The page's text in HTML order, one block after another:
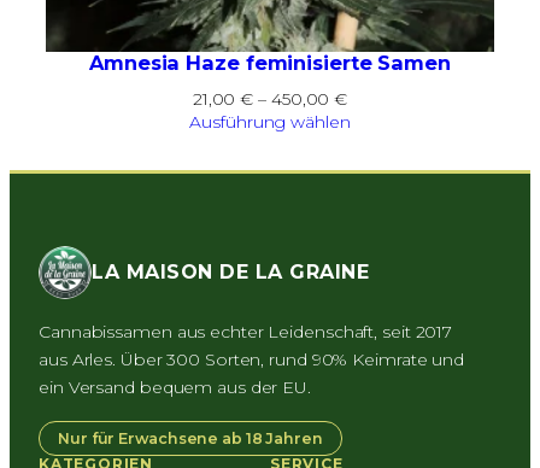
Amnesia Haze feminisierte Samen
21,00€ – 450,00€Preisspanne:
21,00 €
450,00 €
Ausführung wählen
LA MAISON DE LA GRAINE
Cannabissamen aus echter Leidenschaft, seit 2017
aus Arles. Über 300 Sorten, rund 90% Keimrate und
ein Versand bequem aus der EU.
Nur für Erwachsene ab 18 Jahren
KATEGORIEN
SERVICE